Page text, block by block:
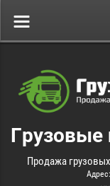
Продажа